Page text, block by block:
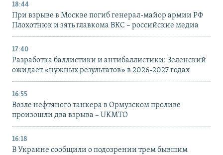
18:44
При взрыве в Москве погиб генерал-майор армии РФ
Плохотнюк и зять главкома ВКС – российские медиа
17:40
Разработка баллистики и антибаллистики: Зеленский
ожидает «нужных результатов» в 2026-2027 годах
16:55
Возле нефтяного танкера в Ормузском проливе
произошли два взрыва – UKMTO
16:18
В Украине сообщили о подозрении трем бывшим